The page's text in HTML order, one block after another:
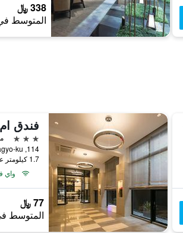
338 ﷼
المتوسط في
فندق
3 نجوم
114, Nishikiomiya-Cho, Nakagyo-ku, كيوتو, اليابان
1.7 كيلومتر عن وسط المدينة
واي
77 ﷼
المتوسط